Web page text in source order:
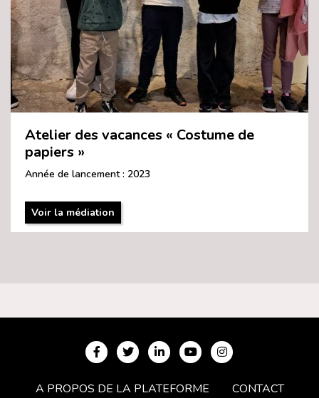
Atelier des vacances « Costume de
papiers »
Année de lancement : 2023
Voir la médiation
A PROPOS DE LA PLATEFORME
CONTACT